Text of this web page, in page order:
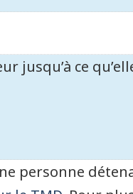
jusqu’à ce
personne